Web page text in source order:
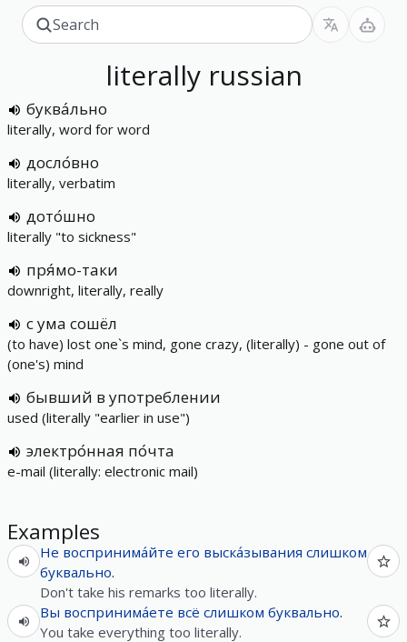
literally russian
буква́льно
literally, word for word
досло́вно
literally, verbatim
дото́шно
literally "to sickness"
пря́мо-таки
downright, literally, really
с ума сошёл
(to have) lost one`s mind, gone crazy, (literally) - gone out of
(one's) mind
бывший в употреблении
used (literally "earlier in use")
электро́нная по́чта
e-mail (literally: electronic mail)
Examples
Не воспринима́йте его выска́зывания слишком
буквально.
Don't take his remarks too literally.
Вы воспринима́ете всё слишком буквально.
You take everything too literally.